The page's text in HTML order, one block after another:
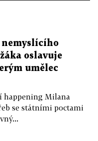
nemyslícího
oslavuje
umělec
happening Milana
se státními poctami